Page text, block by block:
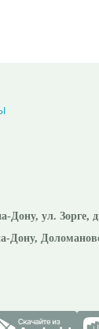
Дону, ул. Зорге,
Дону,